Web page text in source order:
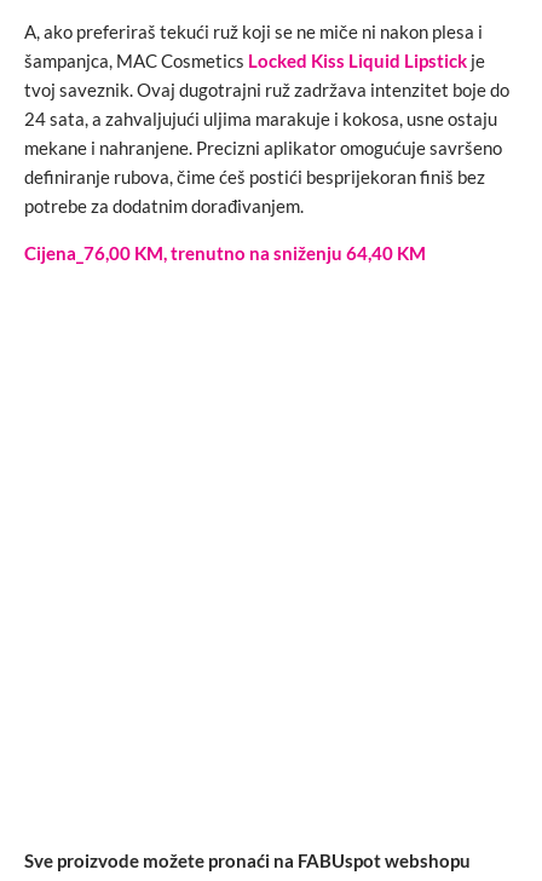
A, ako preferiraš tekući ruž koji se ne miče ni nakon plesa i
šampanjca, MAC Cosmetics Locked Kiss Liquid Lipstick je
tvoj saveznik. Ovaj dugotrajni ruž zadržava intenzitet boje do
24 sata, a zahvaljujući uljima marakuje i kokosa, usne ostaju
mekane i nahranjene. Precizni aplikator omogućuje savršeno
definiranje rubova, čime ćeš postići besprijekoran finiš bez
potrebe za dodatnim dorađivanjem.
Cijena_76,00 KM, trenutno na sniženju 64,40 KM
Sve proizvode možete pronaći na FABUspot webshopu